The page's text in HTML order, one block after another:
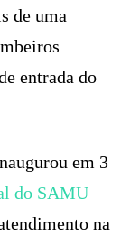
de uma
entrada do
em 3
do SAMU
na